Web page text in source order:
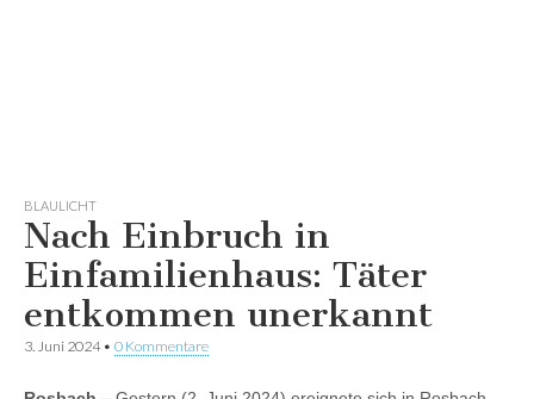
BLAULICHT
Nach Einbruch in
Einfamilienhaus: Täter
entkommen unerkannt
3. Juni 2024• 0 Kommentare